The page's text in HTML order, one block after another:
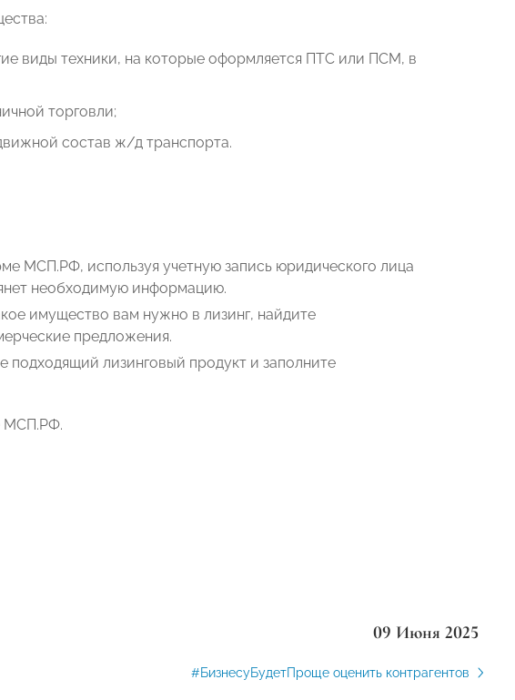
виды техники, на которые оформляется ПТС или ПСМ, в
торговли;
состав ж/д транспорта.
МСП.РФ, используя учетную запись юридического лица
необходимую информацию.
имущество вам нужно в лизинг, найдите
предложения.
лизинговый продукт и заполните
МСП.РФ.
09 Июня 2025
#БизнесуБудетПроще оценить контрагентов